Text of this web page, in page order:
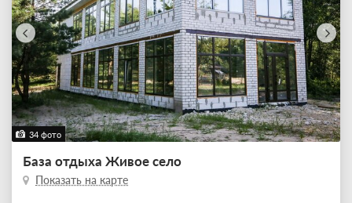
34 фото
База отдыха Живое село
Показать на карте